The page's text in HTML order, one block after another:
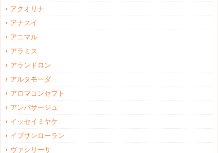
アクオリナ
アナスイ
アニマル
アラミス
アランドロン
アルタモーダ
アロマコンセプト
アンパサージュ
イッセイミヤケ
イブサンローラン
ヴァシリーサ